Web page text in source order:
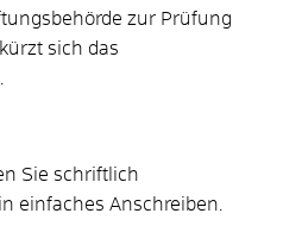
zur Prüfung
sich das
Sie schriftlich
einfaches Anschreiben.